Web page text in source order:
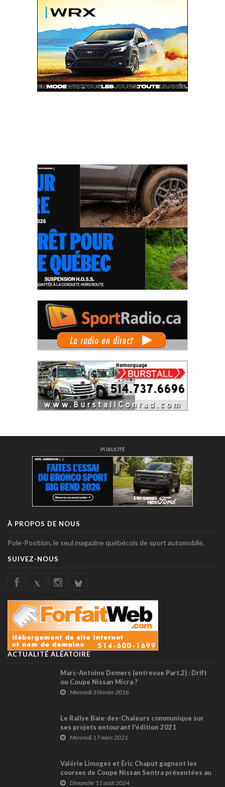
PUBLICITÉ
À PROPOS DE NOUS
Pole-Position, le seul magazine québécois de sport automobile.
SUIVEZ-NOUS
ACTUALITÉ ALÉATOIRE
Marc-Antoine Demers (entrevue Part.2) : Drift
ou Coupe Nissan Micra ?
Mercredi 3 février 2016
Le Rallye Baie-des-Chaleurs communique sur
ses projets entourant l'édition 2021
Mercredi 17 mars 2021
Valérie Limoges et Éric Chaput gagnent les
courses de Coupe Nissan Sentra présentées au
GP3RDimanche 11 août 2024